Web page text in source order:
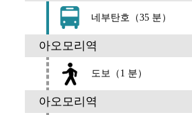
네부탄호（35 분）
아오모리역
도보（1 분）
아오모리역